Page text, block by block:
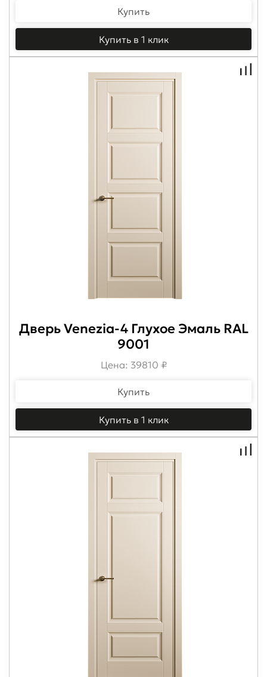
Купить
Купить в 1 клик
Дверь Venezia-4 Глухое Эмаль RAL
9001
Цена: 39810 ₽
Купить
Купить в 1 клик